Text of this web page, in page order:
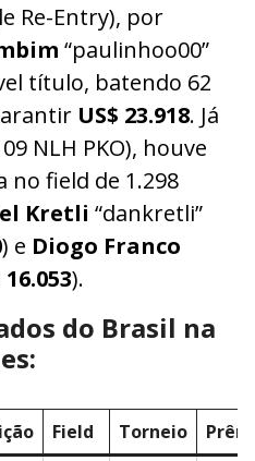
Re-Entry), por
“paulinhoo00”
título, batendo 62
US$ 23.918. Já
NLH PKO), houve
field de 1.298
Kretli “dankretli”
) e Diogo Franco
16.053).
do Brasil na
Field Torneio